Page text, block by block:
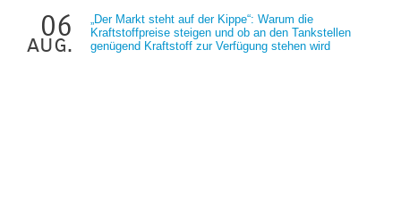
06
aug.
„Der Markt steht auf der Kippe“: Warum die
Kraftstoffpreise steigen und ob an den Tankstellen
genügend Kraftstoff zur Verfügung stehen wird